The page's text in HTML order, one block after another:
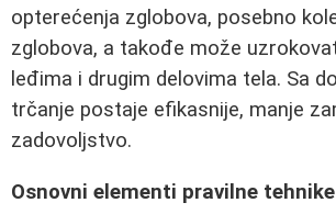
opterećenja zglobova, posebno
zglobova, a takođe može
leđima i drugim delovima tela. Sa
trčanje postaje efikasnije, manje
zadovoljstvo.
Osnovni elementi pravilne